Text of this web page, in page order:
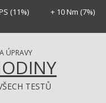
(11%) + 10 Nm (7%)
ÚPRAVY
TESTŮ